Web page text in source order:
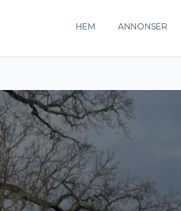
HEM ANNONSER